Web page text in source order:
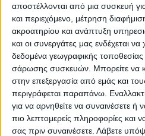
αποστέλλονται από μια συσκευή για
και περιεχόμενο, μέτρηση
ακροατηρίου και ανάπτυξη
και οι συνεργάτες μας ενδέχεται
δεδομένα γεωγραφικής
σάρωσης συσκευών. Μπορείτε να
στην επεξεργασία από εμάς και
περιγράφεται παραπάνω.
για να αρνηθείτε να συναινέσετε
πιο λεπτομερείς πληροφορίες και
σας πριν συναινέσετε. Λάβετε
Μετά από αρκετές ημέρες
Θεραπείας, ο Tarrés εξήλθε
βρίσκεται σε θάλαμο, όπου
ανάρρωσής του, με την
των φίλων και των
του μηχανοκίνητου
αρχίσει σταδιακά να τον
του είναι θετική και τα
είναι ενθαρρυντικά.